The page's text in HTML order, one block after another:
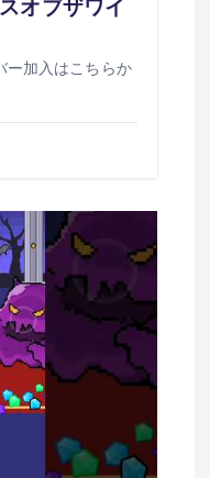
オブザワイ
ー加入はこちらか